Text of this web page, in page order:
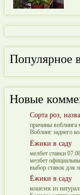
Популярное
Новые
Сорта роз,
причины воблинга
Воблинг заднего
Ёжики в саду
мелбет ставки
мелбет
выбор ставок для
Ёжики в саду
кошелек из